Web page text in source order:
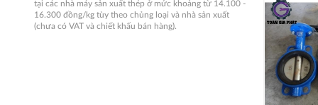
tại các nhà máy sản xuất thép ở mức khoảng từ 14.100 -
16.300 đồng/kg tùy theo chủng loại và nhà sản xuất
(chưa có VAT và chiết khấu bán hàng).